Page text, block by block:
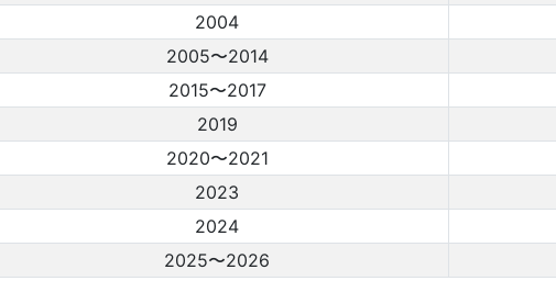
2004
2005〜2014
2015〜2017
2019
2020〜2021
2023
2024
2025〜2026